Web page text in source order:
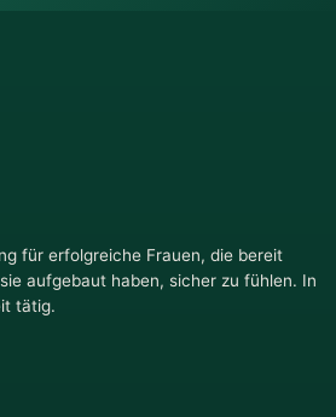
für erfolgreiche Frauen, die bereit
aufgebaut haben, sicher zu fühlen. In
tätig.